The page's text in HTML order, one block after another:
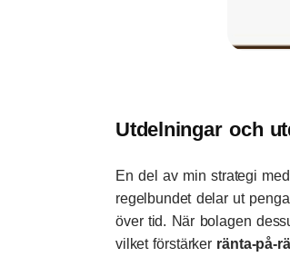
Utdelningar och
En del av min strategi
regelbundet delar ut
över tid. När bolagen
vilket förstärker ränta-på-